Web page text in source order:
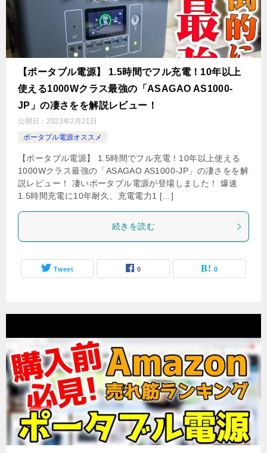
【ポータブル電源】 1.5時間でフル充電！10年以上
使える1000Wクラス最強の「ASAGAO AS1000-
JP」の凄さをを解説レビュー！
公開日： 2023年2月21日
ポータブル電源オススメ
【ポータブル電源】 1.5時間でフル充電！10年以上使える
1000Wクラス最強の「ASAGAO AS1000-JP」の凄さをを解
説レビュー！ 凄いポータブル電源が登場しました！ 爆速
1.5時間充電に10年耐久、充電電力1 […]
続きを読む
Tweet 0 0